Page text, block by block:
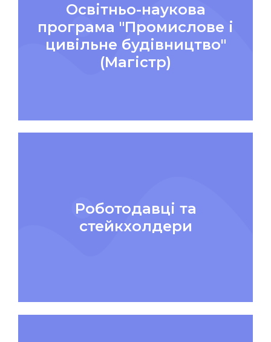
Освітньо-наукова
програма "Промислове і
цивільне будівництво"
(Магістр)
Роботодавці та
стейкхолдери